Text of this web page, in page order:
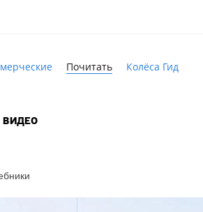
Почитать Колёса Гид
ВИДЕО